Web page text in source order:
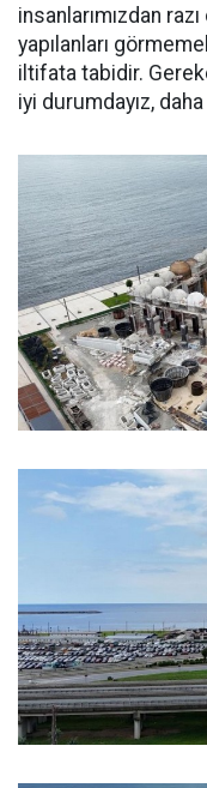
insanlarımızdan
yapılanları
iltifata tabidir.
iyi durumdayız,